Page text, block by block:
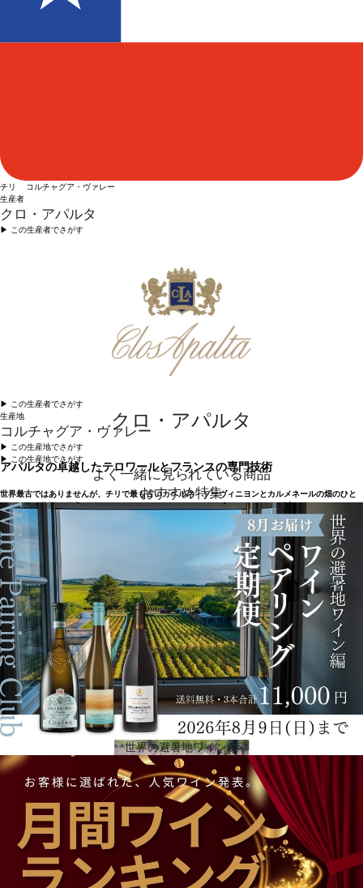
チリ コルチャグア・ヴァレー
生産者
クロ・アパルタ
▶︎ この生産者でさがす
クロ・アパルタ
アパルタの卓越したテロワールとフランスの専門技術
世界最古ではありませんが、チリで最も古いカベルネ・ソーヴィニヨンとカルメネールの畑のひと
つが、この物語の原点です。コルチャグア・ヴァレー、サンタ・クルスの町の近くにあるアパル
タ・ヴァレーは、1910年代に先見の明のある人物が選んだ場所で、フランス特有のマサル・セレク
ション（複雑なワインを造るため1つの区画に複数種の葡萄を栽培）を使ってこの素晴らしい葡萄畑
を植えたのです。1994年、アレクサンドラ・マルニエ・ラポストールと、彼女の夫シリル・ド・ブ
ルネがこの土地を取得しました。ファミリーの教えに従って、彼らの野望は、卓越したワインを生
産し、この国の高級ワインの質的発展に道を開くことでした。クロ・アパルタは、アパルタの卓越
したテロワールをフランスの専門技術で拡大するという考えのもと、1997年にチリのドメーヌ・ブ
ルネ・ラポストールの代表的なワインとして誕生しました。葡萄畑を一株一株整備し、最新鋭の重
力式ワイナリーを建設し、クロ・アパルタを南米を代表するワインにすることに成功しました。
葡萄の樹のバランスと葡萄のゆっくりとした成熟
クロ・アパルタは、サンティアゴから南西に170キロ離れた、サンタ・クルスの町の近くにあるアパ
▶︎ この生産者でさがす
生産地
コルチャグア・ヴァレー
▶︎ この生産地でさがす
▶︎ この生産地でさがす
よく一緒に見られている商品
おすすめ特集
世界の避暑地ワイン編